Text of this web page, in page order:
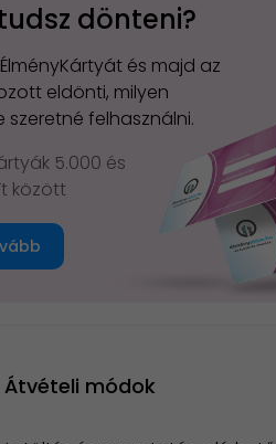
dönteni?
és majd az
eldönti, milyen
szeretné felhasználni.
5.000 és
között
Átvételi módok